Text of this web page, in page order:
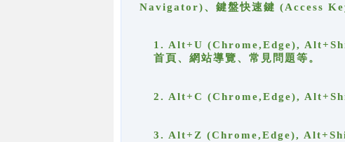
Navigator)、鍵盤快速鍵 (Access
1. Alt+U (Chrome,Edge),
首頁、網站導覽、常見問題等。
2. Alt+C (Chrome,Edge),
3. Alt+Z (Chrome,Edge),